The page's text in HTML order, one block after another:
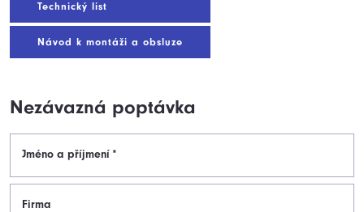
Technický list
Návod k montáži a obsluze
Nezávazná poptávka
Jméno a příjmení *
Firma